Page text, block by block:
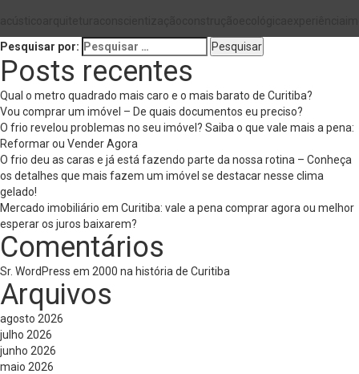
Pesquisar por:
Posts recentes
Qual o metro quadrado mais caro e o mais barato de Curitiba?
Vou comprar um imóvel – De quais documentos eu preciso?
O frio revelou problemas no seu imóvel? Saiba o que vale mais a pena:
Reformar ou Vender Agora
O frio deu as caras e já está fazendo parte da nossa rotina – Conheça
os detalhes que mais fazem um imóvel se destacar nesse clima
gelado!
Mercado imobiliário em Curitiba: vale a pena comprar agora ou melhor
esperar os juros baixarem?
Comentários
Sr. WordPress em 2000 na história de Curitiba
Arquivos
agosto 2026
julho 2026
junho 2026
maio 2026